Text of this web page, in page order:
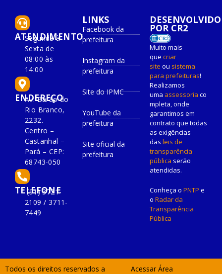
ATENDIMENTO
Segunda à
Sexta de
08:00 às
14:00
ENDEREÇO
Av. Barão do
Rio Branco,
2232.
Centro –
Castanhal –
Pará – CEP:
68743-050
TELEFONE
(91) 3721-
2109 / 3711-
7449
LINKS
Facebook da
prefeitura
Instagram da
prefeitura
Site do IPMC
YouTube da
prefeitura
Site oficial da
prefeitura
DESENVOLVIDO
POR CR2
Muito mais
que criar
site ou sistema
para prefeituras!
Realizamos
uma assessoria co
mpleta, onde
garantimos em
contrato que todas
as exigências
das leis de
transparência
pública serão
atendidas.
Conheça o PNTP e
o Radar da
Transparência
Pública
Todos os direitos reservados a Acessar Área